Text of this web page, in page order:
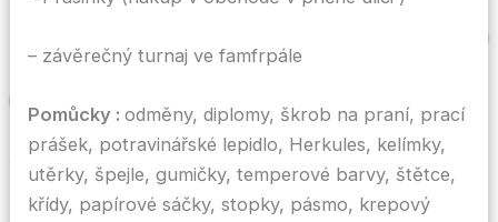
– závěrečný turnaj ve famfrpále
Pomůcky :odměny, diplomy, škrob na praní, prací
prášek, potravinářské lepidlo, Herkules, kelímky,
utěrky, špejle, gumičky, temperové barvy, štětce,
křídy, papírové sáčky, stopky, pásmo, krepový